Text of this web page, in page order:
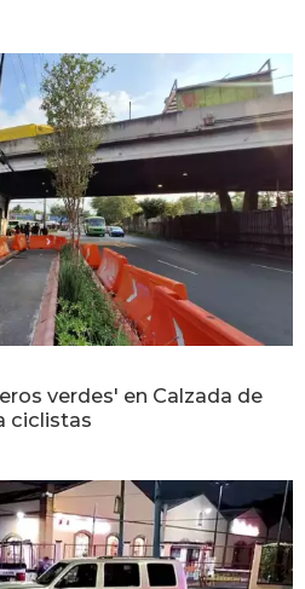
verdes' en Calzada de
ciclistas